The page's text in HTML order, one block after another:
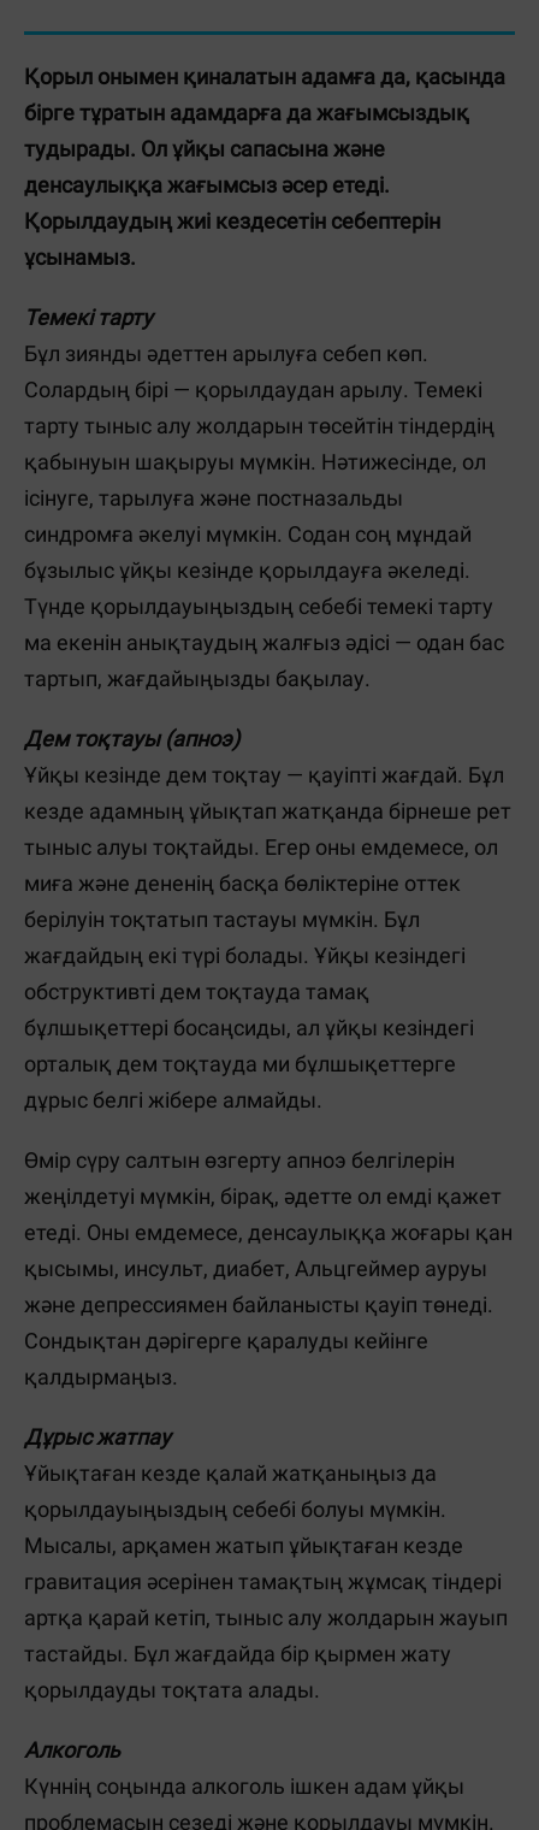
Қорыл онымен қиналатын адамға да, қасында
бірге тұратын адамдарға да жағымсыздық
тудырады. Ол ұйқы сапасына және
денсаулыққа жағымсыз әсер етеді.
Қорылдаудың жиі кездесетін себептерін
ұсынамыз.
Темекі тарту
Бұл зиянды әдеттен арылуға себеп көп.
Солардың бірі — қорылдаудан арылу. Темекі
тарту тыныс алу жолдарын төсейтін тіндердің
қабынуын шақыруы мүмкін. Нәтижесінде, ол
ісінуге, тарылуға және постназальды
синдромға әкелуі мүмкін. Содан соң мұндай
бұзылыс ұйқы кезінде қорылдауға әкеледі.
Түнде қорылдауыңыздың себебі темекі тарту
ма екенін анықтаудың жалғыз әдісі — одан бас
тартып, жағдайыңызды бақылау.
Дем тоқтауы (апноэ)
Ұйқы кезінде дем тоқтау — қауіпті жағдай. Бұл
кезде адамның ұйықтап жатқанда бірнеше рет
тыныс алуы тоқтайды. Егер оны емдемесе, ол
миға және дененің басқа бөліктеріне оттек
берілуін тоқтатып тастауы мүмкін. Бұл
жағдайдың екі түрі болады. Ұйқы кезіндегі
обструктивті дем тоқтауда тамақ
бұлшықеттері босаңсиды, ал ұйқы кезіндегі
орталық дем тоқтауда ми бұлшықеттерге
дұрыс белгі жібере алмайды.
Өмір сүру салтын өзгерту апноэ белгілерін
жеңілдетуі мүмкін, бірақ, әдетте ол емді қажет
етеді. Оны емдемесе, денсаулыққа жоғары қан
қысымы, инсульт, диабет, Альцгеймер ауруы
және депрессиямен байланысты қауіп төнеді.
Сондықтан дәрігерге қаралуды кейінге
қалдырмаңыз.
Дұрыс жатпау
Ұйықтаған кезде қалай жатқаныңыз да
қорылдауыңыздың себебі болуы мүмкін.
Мысалы, арқамен жатып ұйықтаған кезде
гравитация әсерінен тамақтың жұмсақ тіндері
артқа қарай кетіп, тыныс алу жолдарын жауып
тастайды. Бұл жағдайда бір қырмен жату
қорылдауды тоқтата алады.
Алкоголь
Күннің соңында алкоголь ішкен адам ұйқы
проблемасын сезеді және қорылдауы мүмкін.